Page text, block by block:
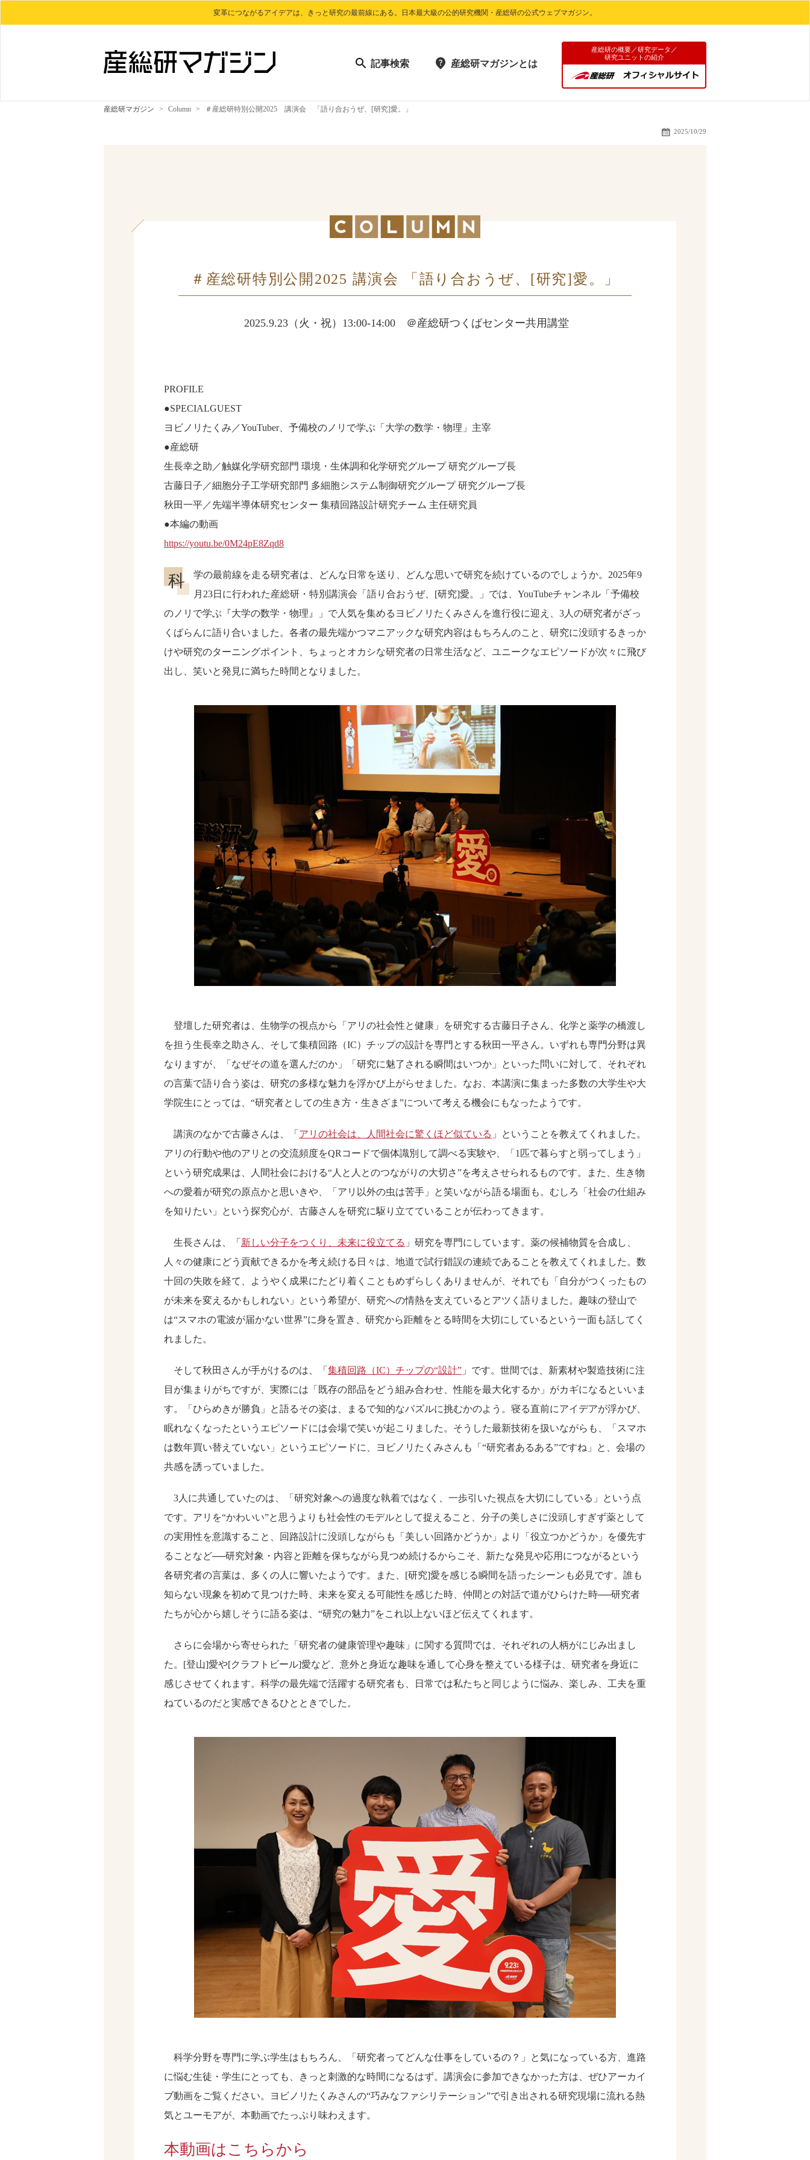
変革につながるアイデアは、きっと研究の最前線にある。日本最大級の公的研究機関・産総研の公式ウェブマガジン。
記事検索 産総研マガジンとは
産総研の概要／研究データ／
研究ユニットの紹介
産総研マガジン > Column > ＃産総研特別公開2025 講演会 「語り合おうぜ、[研究]愛。」
2025/10/29
＃産総研特別公開2025 講演会 「語り合おうぜ、[研究]愛。」
2025.9.23（火・祝）13:00-14:00 ＠産総研つくばセンター共用講堂
PROFILE
●SPECIALGUEST
ヨビノリたくみ／YouTuber、予備校のノリで学ぶ「大学の数学・物理」主宰
●産総研
生長幸之助／触媒化学研究部門 環境・生体調和化学研究グループ 研究グループ長
古藤日子／細胞分子工学研究部門 多細胞システム制御研究グループ 研究グループ長
秋田一平／先端半導体研究センター 集積回路設計研究チーム 主任研究員
●本編の動画
https://youtu.be/0M24pE8Zqd8
科
学の最前線を走る研究者は、どんな日常を送り、どんな思いで研究を続けているのでしょうか。2025年9
月23日に行われた産総研・特別講演会「語り合おうぜ、[研究]愛。」では、YouTubeチャンネル「予備校
のノリで学ぶ『大学の数学・物理』」で人気を集めるヨビノリたくみさんを進行役に迎え、3人の研究者がざっ
くばらんに語り合いました。各者の最先端かつマニアックな研究内容はもちろんのこと、研究に没頭するきっか
けや研究のターニングポイント、ちょっとオカシな研究者の日常生活など、ユニークなエピソードが次々に飛び
出し、笑いと発見に満ちた時間となりました。
登壇した研究者は、生物学の視点から「アリの社会性と健康」を研究する古藤日子さん、化学と薬学の橋渡し
を担う生長幸之助さん、そして集積回路（IC）チップの設計を専門とする秋田一平さん。いずれも専門分野は異
なりますが、「なぜその道を選んだのか」「研究に魅了される瞬間はいつか」といった問いに対して、それぞれ
の言葉で語り合う姿は、研究の多様な魅力を浮かび上がらせました。なお、本講演に集まった多数の大学生や大
学院生にとっては、“研究者としての生き方・生きざま”について考える機会にもなったようです。
講演のなかで古藤さんは、「 アリの社会は、人間社会に驚くほど似ている 」ということを教えてくれました。
アリの行動や他のアリとの交流頻度をQRコードで個体識別して調べる実験や、「1匹で暮らすと弱ってしまう」
という研究成果は、人間社会における“人と人とのつながりの大切さ”を考えさせられるものです。また、生き物
への愛着が研究の原点かと思いきや、「アリ以外の虫は苦手」と笑いながら語る場面も。むしろ「社会の仕組み
を知りたい」という探究心が、古藤さんを研究に駆り立てていることが伝わってきます。
生長さんは、「 新しい分子をつくり、未来に役立てる 」研究を専門にしています。薬の候補物質を合成し、
人々の健康にどう貢献できるかを考え続ける日々は、地道で試行錯誤の連続であることを教えてくれました。数
十回の失敗を経て、ようやく成果にたどり着くこともめずらしくありませんが、それでも「自分がつくったもの
が未来を変えるかもしれない」という希望が、研究への情熱を支えているとアツく語りました。趣味の登山で
は“スマホの電波が届かない世界”に身を置き、研究から距離をとる時間を大切にしているという一面も話してく
れました。
そして秋田さんが手がけるのは、「 集積回路（IC）チップの“設計” 」です。世間では、新素材や製造技術に注
目が集まりがちですが、実際には「既存の部品をどう組み合わせ、性能を最大化するか」がカギになるといいま
す。「ひらめきが勝負」と語るその姿は、まるで知的なパズルに挑むかのよう。寝る直前にアイデアが浮かび、
眠れなくなったというエピソードには会場で笑いが起こりました。そうした最新技術を扱いながらも、「スマホ
は数年買い替えていない」というエピソードに、ヨビノリたくみさんも「“研究者あるある”ですね」と、会場の
共感を誘っていました。
3人に共通していたのは、「研究対象への過度な執着ではなく、一歩引いた視点を大切にしている」という点
です。アリを“かわいい”と思うよりも社会性のモデルとして捉えること、分子の美しさに没頭しすぎず薬として
の実用性を意識すること、回路設計に没頭しながらも「美しい回路かどうか」より「役立つかどうか」を優先す
ることなど──研究対象・内容と距離を保ちながら見つめ続けるからこそ、新たな発見や応用につながるという
各研究者の言葉は、多くの人に響いたようです。また、[研究]愛を感じる瞬間を語ったシーンも必見です。誰も
知らない現象を初めて見つけた時、未来を変える可能性を感じた時、仲間との対話で道がひらけた時──研究者
たちが心から嬉しそうに語る姿は、“研究の魅力”をこれ以上ないほど伝えてくれます。
さらに会場から寄せられた「研究者の健康管理や趣味」に関する質問では、それぞれの人柄がにじみ出まし
た。[登山]愛や[クラフトビール]愛など、意外と身近な趣味を通して心身を整えている様子は、研究者を身近に
感じさせてくれます。科学の最先端で活躍する研究者も、日常では私たちと同じように悩み、楽しみ、工夫を重
ねているのだと実感できるひとときでした。
科学分野を専門に学ぶ学生はもちろん、「研究者ってどんな仕事をしているの？」と気になっている方、進路
に悩む生徒・学生にとっても、きっと刺激的な時間になるはず。講演会に参加できなかった方は、ぜひアーカイ
ブ動画をご覧ください。ヨビノリたくみさんの“巧みなファシリテーション”で引き出される研究現場に流れる熱
気とユーモアが、本動画でたっぷり味わえます。
本動画はこちらから